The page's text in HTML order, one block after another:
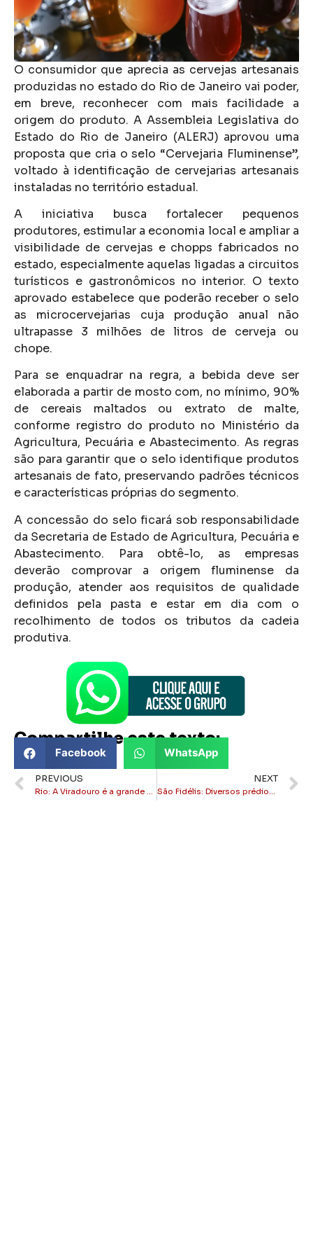
O consumidor que aprecia as cervejas artesanais
produzidas no estado do Rio de Janeiro vai poder,
em breve, reconhecer com mais facilidade a
origem do produto. A Assembleia Legislativa do
Estado do Rio de Janeiro (ALERJ) aprovou uma
proposta que cria o selo “Cervejaria Fluminense”,
voltado à identificação de cervejarias artesanais
instaladas no território estadual.
A iniciativa busca fortalecer pequenos
produtores, estimular a economia local e ampliar a
visibilidade de cervejas e chopps fabricados no
estado, especialmente aquelas ligadas a circuitos
turísticos e gastronômicos no interior. O texto
aprovado estabelece que poderão receber o selo
as microcervejarias cuja produção anual não
ultrapasse 3 milhões de litros de cerveja ou
chope.
Para se enquadrar na regra, a bebida deve ser
elaborada a partir de mosto com, no mínimo, 90%
de cereais maltados ou extrato de malte,
conforme registro do produto no Ministério da
Agricultura, Pecuária e Abastecimento. As regras
são para garantir que o selo identifique produtos
artesanais de fato, preservando padrões técnicos
e características próprias do segmento.
A concessão do selo ficará sob responsabilidade
da Secretaria de Estado de Agricultura, Pecuária e
Abastecimento. Para obtê-lo, as empresas
deverão comprovar a origem fluminense da
produção, atender aos requisitos de qualidade
definidos pela pasta e estar em dia com o
recolhimento de todos os tributos da cadeia
produtiva.
Compartilhe este texto:
Facebook WhatsApp
PREVIOUS
Rio: A Viradouro é a grande campeã do carnaval do carioca
NEXT
São Fidélis: Diversos prédios históricos do município são tombados